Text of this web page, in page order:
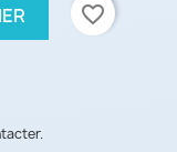
favorite_border